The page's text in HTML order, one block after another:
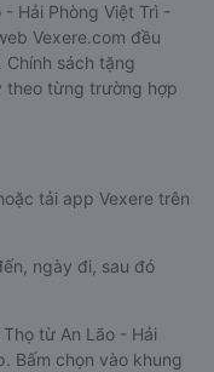
Hải Phòng Việt Trì -
Vexere.com đều
sách tặng
theo từng trường hợp
tải app Vexere trên
ngày đi, sau đó
từ An Lão - Hải
Bấm chọn vào khung